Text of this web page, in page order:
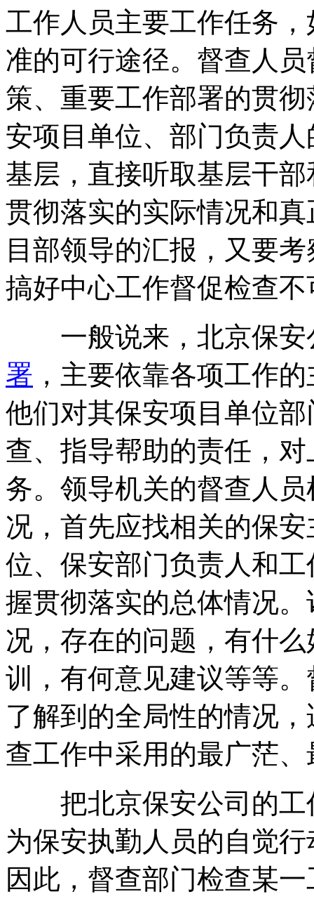
工作人员主要工作任务
准的可行途径。督查人
策、重要工作部署的贯
安项目单位、部门负责
基层，直接听取基层干
贯彻落实的实际情况和
目部领导的汇报，又要
搞好中心工作督促检查
一般说来，北京保安
署 ，主要依靠各项工作
他们对其保安项目单位
查、指导帮助的责任，
务。领导机关的督查人
况，首先应找相关的保
位、保安部门负责人和
握贯彻落实的总体情况
况，存在的问题，有什
训，有何意见建议等等
了解到的全局性的情况
查工作中采用的最广茫
把北京保安公司的工
为保安执勤人员的自觉
因此，督查部门检查某